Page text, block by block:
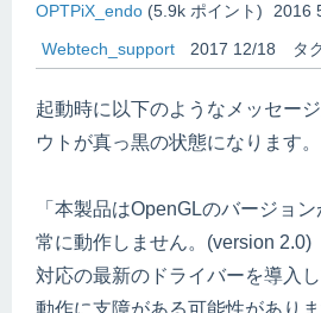
OPTPiX_endo (5.9k ポイント) 2016
Webtech_support
2017 12/18 タ
起動時に以下のようなメッセー
ウトが真っ黒の状態になります。
「本製品はOpenGLのバージョ
常に動作しません。(version 2.0)
対応の最新のドライバーを導入し